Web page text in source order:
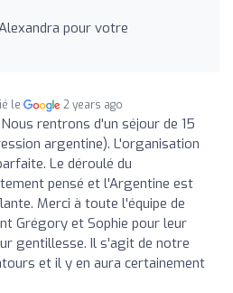
pour votre
le 2 years ago
Nous rentrons d'un séjour de 15
argentine). L'organisation
Le déroulé du
pensé et l'Argentine est
Merci à toute l'équipe de
Grégory et Sophie pour leur
gentillesse. Il s'agit de notre
et il y en aura certainement